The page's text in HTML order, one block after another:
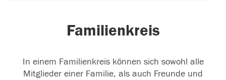
Familienkreis
In einem Familienkreis können sich sowohl alle
Mitglieder einer Familie, als auch Freunde und